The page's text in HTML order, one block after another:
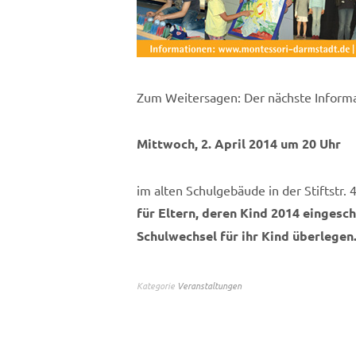
Zum Weitersagen: Der nächste
Mittwoch, 2. April 2014 um 20 Uhr
im alten Schulgebäude in der Stiftstr.
für Eltern, deren Kind 2014
Schulwechsel für ihr Kind überlegen.
Kategorie Veranstaltungen